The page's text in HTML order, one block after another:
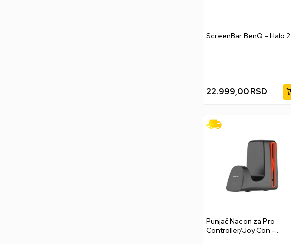
ScreenBar BenQ - Halo 2
22.999,00RSD
Punjač Nacon za Pro
Controller/Joy Con -